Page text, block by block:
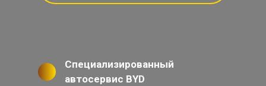
Специализированный
автосервис BYD